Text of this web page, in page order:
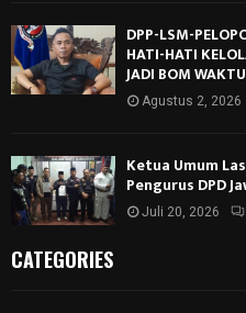
DPP-LSM-
HATI-HATI
JADI BOM
Agustus 2, 2026
Ketua Umum
Pengurus DPD
Juli 20, 2026
CATEGORIES